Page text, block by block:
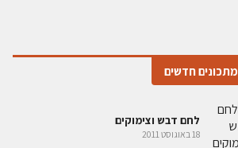
מתכונים חדשים
לחם דבש וצימוקים
18 באוגוסט 2011